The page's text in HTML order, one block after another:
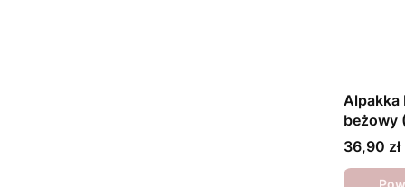
Alpakka
beżowy
Cena
36,90 zł